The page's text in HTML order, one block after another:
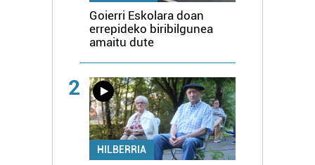
Goierri Eskolara doan
errepideko biribilgunea
amaitu dute
2
HILBERRIA